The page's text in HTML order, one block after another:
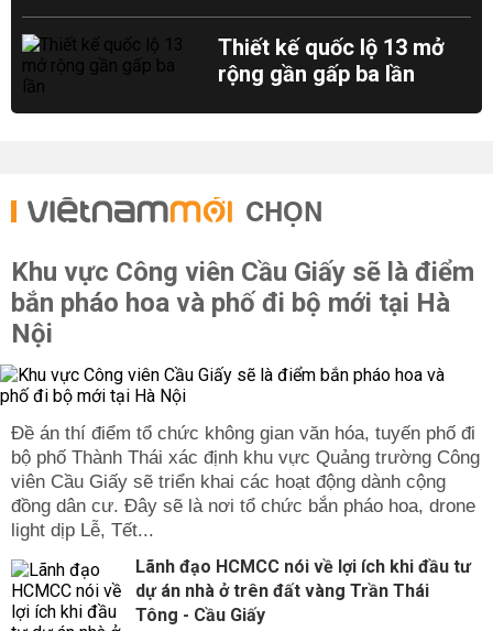
Thiết kế quốc lộ 13 mở
rộng gần gấp ba lần
CHỌN
Khu vực Công viên Cầu Giấy sẽ là điểm
bắn pháo hoa và phố đi bộ mới tại Hà
Nội
Đề án thí điểm tổ chức không gian văn hóa, tuyến phố đi
bộ phố Thành Thái xác định khu vực Quảng trường Công
viên Cầu Giấy sẽ triển khai các hoạt động dành cộng
đồng dân cư. Đây sẽ là nơi tổ chức bắn pháo hoa, drone
light dịp Lễ, Tết...
Lãnh đạo HCMCC nói về lợi ích khi đầu tư
dự án nhà ở trên đất vàng Trần Thái
Tông - Cầu Giấy